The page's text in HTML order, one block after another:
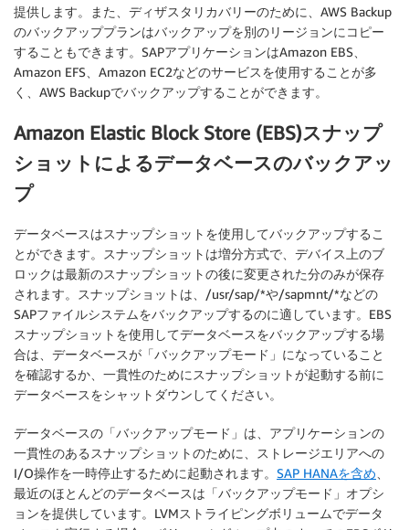
提供します。また、ディザスタリカバリーのために、AWS Backup
のバックアッププランはバックアップを別のリージョンにコピー
することもできます。SAPアプリケーションはAmazon EBS、
Amazon EFS、Amazon EC2などのサービスを使用することが多
く、AWS Backupでバックアップすることができます。
Amazon Elastic Block Store (EBS)スナップ
ショットによるデータベースのバックアッ
プ
データベースはスナップショットを使用してバックアップするこ
とができます。スナップショットは増分方式で、デバイス上のブ
ロックは最新のスナップショットの後に変更された分のみが保存
されます。スナップショットは、/usr/sap/*や/sapmnt/*などの
SAPファイルシステムをバックアップするのに適しています。EBS
スナップショットを使用してデータベースをバックアップする場
合は、データベースが「バックアップモード」になっていること
を確認するか、一貫性のためにスナップショットが起動する前に
データベースをシャットダウンしてください。
データベースの「バックアップモード」は、アプリケーションの
一貫性のあるスナップショットのために、ストレージエリアへの
I/O操作を一時停止するために起動されます。 SAP HANAを含め
最近のほとんどのデータベースは「バックアップモード」オプシ
ョンを提供しています。LVMストライピングボリュームでデータ